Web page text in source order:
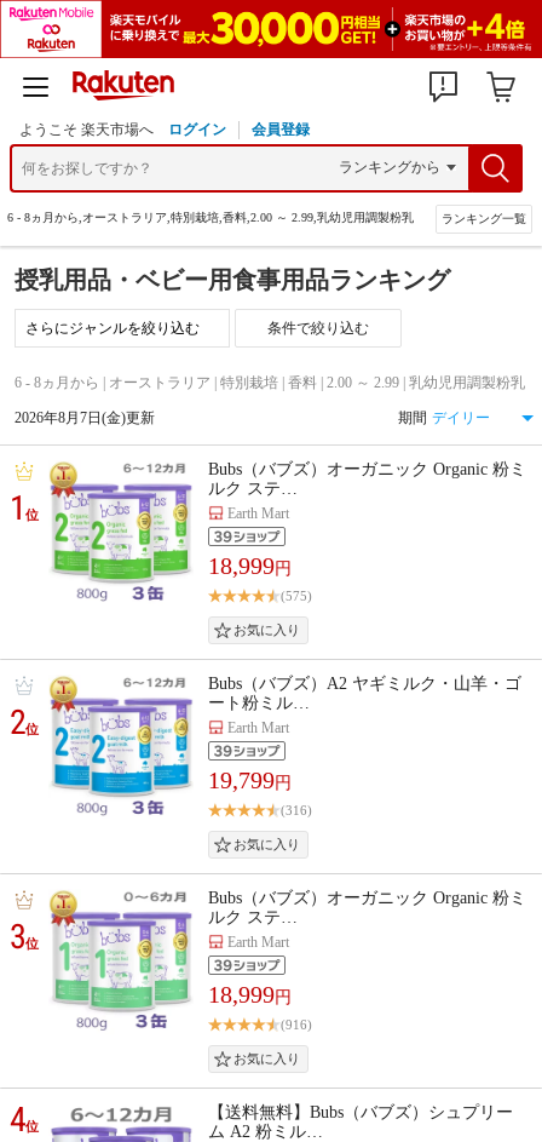
ようこそ 楽天市場へ ログイン 会員登録
6 - 8ヵ月から,オーストラリア,特別栽培,香料,2.00 ～ 2.99,乳幼児用調製粉乳 ランキング一覧
授乳用品・ベビー用食事用品ランキング
条件で絞り込む
6 - 8ヵ月から | オーストラリア | 特別栽培 | 香料 | 2.00 ～ 2.99 | 乳幼児用調製粉乳
2026年8月7日(金)更新 期間
1位
Bubs（バブズ）オーガニック Organic 粉ミ
ルク ステ…
Earth Mart
18,999円
(575)
2位
Bubs（バブズ）A2 ヤギミルク・山羊・ゴ
ート粉ミル…
Earth Mart
19,799円
(316)
3位
Bubs（バブズ）オーガニック Organic 粉ミ
ルク ステ…
Earth Mart
18,999円
(916)
4位
【送料無料】Bubs（バブズ）シュプリー
ム A2 粉ミル…